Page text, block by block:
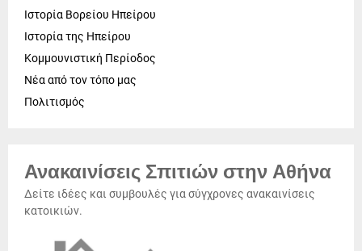
Ιστορία Βορείου Ηπείρου
Ιστορία της Ηπείρου
Κομμουνιστική Περίοδος
Νέα από τον τόπο μας
Πολιτισμός
Ανακαινίσεις Σπιτιών στην Αθήνα
Δείτε ιδέες και συμβουλές για σύγχρονες ανακαινίσεις
κατοικιών.